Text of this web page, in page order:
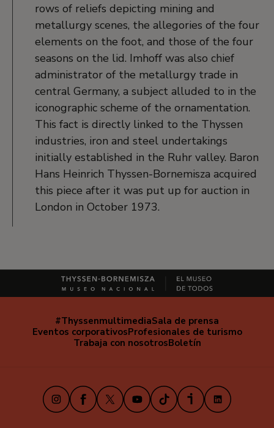
rows of reliefs depicting mining and
metallurgy scenes, the allegories of the four
elements on the foot, and those of the four
seasons on the lid. Imhoff was also chief
administrator of the metallurgy trade in
central Germany, a subject alluded to in the
iconographic scheme of the ornamentation.
This fact is directly linked to the Thyssen
industries, iron and steel undertakings
initially established in the Ruhr valley. Baron
Hans Heinrich Thyssen-Bornemisza acquired
this piece after it was put up for auction in
London in October 1973.
Navegación
secundaria
#ThyssenmultimediaSala de prensa
Eventos corporativosProfesionales de turismo
Trabaja con nosotrosBoletín
InstagramFacebook
X YoutubeTikTokiVooxLinkedIn